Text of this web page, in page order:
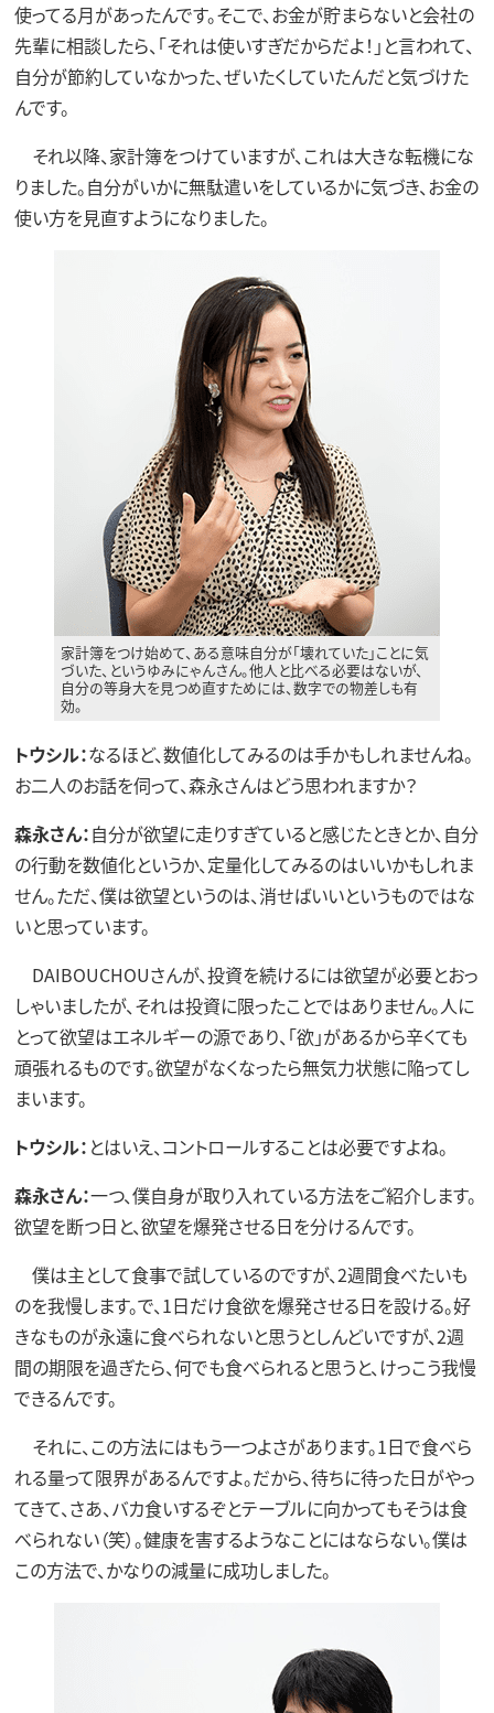
使ってる月があったんです。そこで、お金が貯まらないと会社の
先輩に相談したら、「それは使いすぎだからだよ！」と言われて、
自分が節約していなかった、ぜいたくしていたんだと気づけた
んです。
それ以降、家計簿をつけていますが、これは大きな転機にな
りました。自分がいかに無駄遣いをしているかに気づき、お金の
使い方を見直すようになりました。
家計簿をつけ始めて、ある意味自分が「壊れていた」ことに気
づいた、というゆみにゃんさん。他人と比べる必要はないが、
自分の等身大を見つめ直すためには、数字での物差しも有
効。
トウシル：なるほど、数値化してみるのは手かもしれませんね。
お二人のお話を伺って、森永さんはどう思われますか？
森永さん：自分が欲望に走りすぎていると感じたときとか、自分
の行動を数値化というか、定量化してみるのはいいかもしれま
せん。ただ、僕は欲望というのは、消せばいいというものではな
いと思っています。
DAIBOUCHOUさんが、投資を続けるには欲望が必要とおっ
しゃいましたが、それは投資に限ったことではありません。人に
とって欲望はエネルギーの源であり、「欲」があるから辛くても
頑張れるものです。欲望がなくなったら無気力状態に陥ってし
まいます。
トウシル： とはいえ、コントロールすることは必要ですよね。
森永さん：一つ、僕自身が取り入れている方法をご紹介します。
欲望を断つ日と、欲望を爆発させる日を分けるんです。
僕は主として食事で試しているのですが、2週間食べたいも
のを我慢します。で、1日だけ食欲を爆発させる日を設ける。好
きなものが永遠に食べられないと思うとしんどいですが、2週
間の期限を過ぎたら、何でも食べられると思うと、けっこう我慢
できるんです。
それに、この方法にはもう一つよさがあります。1日で食べら
れる量って限界があるんですよ。だから、待ちに待った日がやっ
てきて、さあ、バカ食いするぞとテーブルに向かってもそうは食
べられない（笑）。健康を害するようなことにはならない。僕は
この方法で、かなりの減量に成功しました。